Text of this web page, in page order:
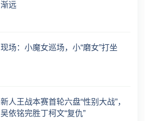
渐远
现场：小魔女巡场，小“磨女”打坐
新人王战本赛首轮六盘“性别大战”，
吴依铭完胜丁柯文“复仇”